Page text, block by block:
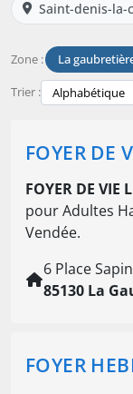
Saint-denis-la-
Zone : La
Trier :
FOYER DE
FOYER DE VIE
pour Adultes
Vendée.
6 Place
85130 La
FOYER